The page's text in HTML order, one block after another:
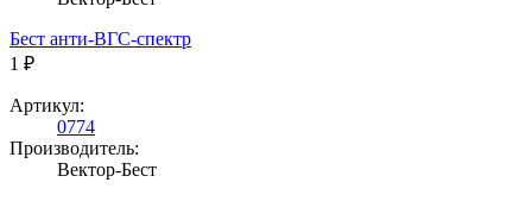
Бест анти-ВГС-спектр
1 ₽
Артикул:
0774
Производитель:
Вектор-Бест